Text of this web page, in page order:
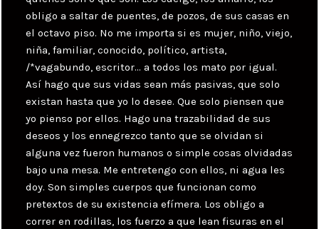
obligo a saltar de puentes, de pozos, de sus casas en
el octavo piso. No me importa si es mujer, niño, viejo,
niña, familiar, conocido, político, artista,
/*vagabundo, escritor… a todos los mato por igual.
Así hago que sus vidas sean más pasivas, que solo
existan hasta que yo lo desee. Que solo piensen que
yo pienso por ellos. Hago una trazabilidad de sus
deseos y los ennegrezco tanto que se olvidan si
alguna vez fueron humanos o simple cosas olvidadas
bajo una mesa. Me entretengo con ellos, ni agua les
doy. Son simples cuerpos que funcionan como
pretextos de su existencia efímera. Los obligo a
correr en rodillas, los fuerzo a que lean fisuras en el